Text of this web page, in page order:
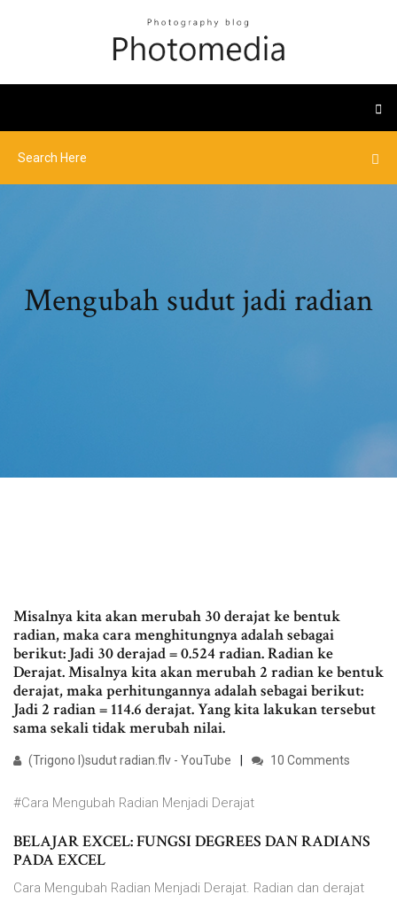
Mengubah sudut jadi radian
Misalnya kita akan merubah 30 derajat ke bentuk
radian, maka cara menghitungnya adalah sebagai
berikut: Jadi 30 derajad = 0.524 radian. Radian ke
Derajat. Misalnya kita akan merubah 2 radian ke bentuk
derajat, maka perhitungannya adalah sebagai berikut:
Jadi 2 radian = 114.6 derajat. Yang kita lakukan tersebut
sama sekali tidak merubah nilai.
(Trigono I)sudut radian.flv - YouTube 10 Comments
#Cara Mengubah Radian Menjadi Derajat
BELAJAR EXCEL: FUNGSI DEGREES DAN RADIANS
PADA EXCEL
Cara Mengubah Radian Menjadi Derajat. Radian dan derajat